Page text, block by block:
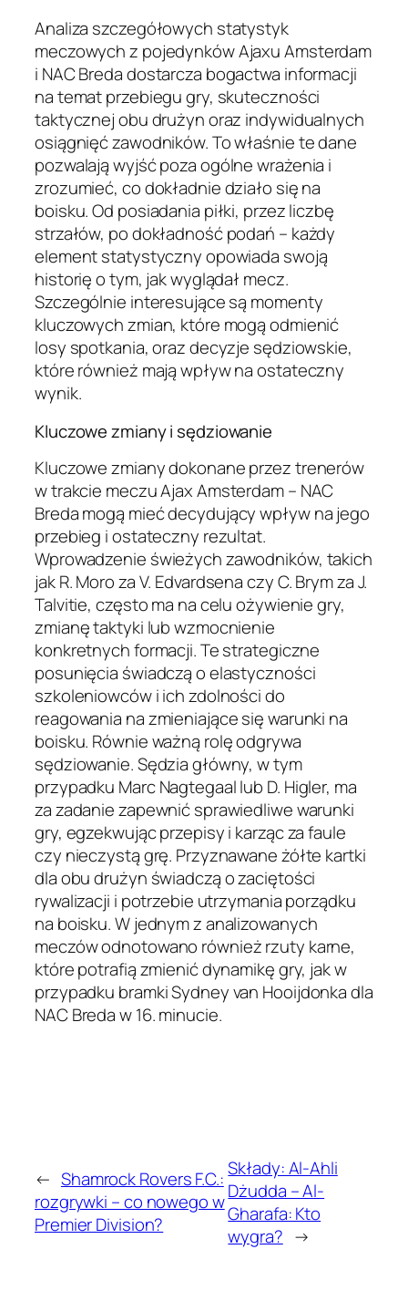
Analiza szczegółowych statystyk
meczowych z pojedynków Ajaxu Amsterdam
i NAC Breda dostarcza bogactwa informacji
na temat przebiegu gry, skuteczności
taktycznej obu drużyn oraz indywidualnych
osiągnięć zawodników. To właśnie te dane
pozwalają wyjść poza ogólne wrażenia i
zrozumieć, co dokładnie działo się na
boisku. Od posiadania piłki, przez liczbę
strzałów, po dokładność podań – każdy
element statystyczny opowiada swoją
historię o tym, jak wyglądał mecz.
Szczególnie interesujące są momenty
kluczowych zmian, które mogą odmienić
losy spotkania, oraz decyzje sędziowskie,
które również mają wpływ na ostateczny
wynik.
Kluczowe zmiany i sędziowanie
Kluczowe zmiany dokonane przez trenerów
w trakcie meczu Ajax Amsterdam – NAC
Breda mogą mieć decydujący wpływ na jego
przebieg i ostateczny rezultat.
Wprowadzenie świeżych zawodników, takich
jak R. Moro za V. Edvardsena czy C. Brym za J.
Talvitie, często ma na celu ożywienie gry,
zmianę taktyki lub wzmocnienie
konkretnych formacji. Te strategiczne
posunięcia świadczą o elastyczności
szkoleniowców i ich zdolności do
reagowania na zmieniające się warunki na
boisku. Równie ważną rolę odgrywa
sędziowanie. Sędzia główny, w tym
przypadku Marc Nagtegaal lub D. Higler, ma
za zadanie zapewnić sprawiedliwe warunki
gry, egzekwując przepisy i karząc za faule
czy nieczystą grę. Przyznawane żółte kartki
dla obu drużyn świadczą o zaciętości
rywalizacji i potrzebie utrzymania porządku
na boisku. W jednym z analizowanych
meczów odnotowano również rzuty karne,
które potrafią zmienić dynamikę gry, jak w
przypadku bramki Sydney van Hooijdonka dla
NAC Breda w 16. minucie.
← Shamrock Rovers F.C.:
rozgrywki – co nowego w
Premier Division?
Składy: Al-Ahli
Dżudda – Al-
Gharafa: Kto
wygra? →